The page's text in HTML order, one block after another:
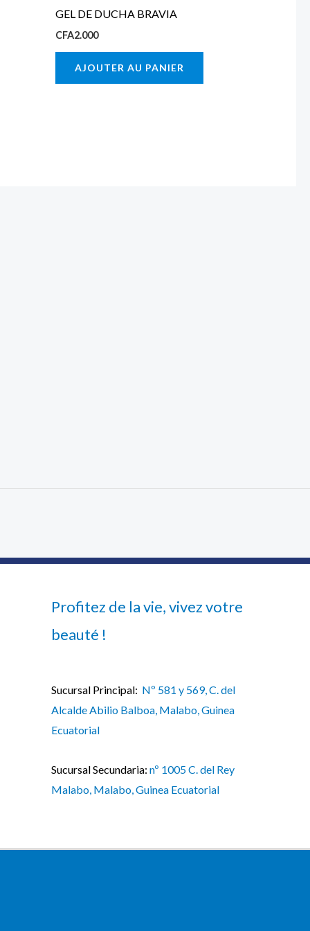
GEL DE DUCHA BRAVIA
CFA2.000
AJOUTER AU PANIER
Profitez de la vie, vivez votre
beauté !
Sucursal Principal: Nº 581 y 569, C. del
Alcalde Abilio Balboa, Malabo, Guinea
Ecuatorial
Sucursal Secundaria: nº 1005 C. del Rey
Malabo, Malabo, Guinea Ecuatorial